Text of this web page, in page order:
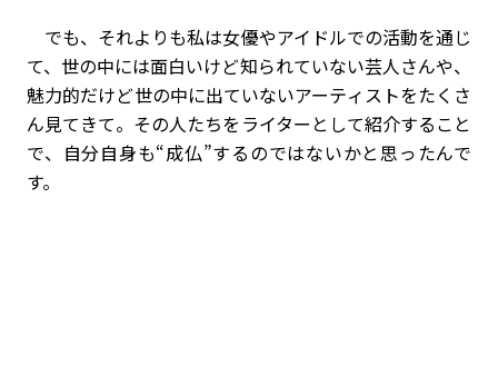
でも、それよりも私は女優やアイドルでの活動を通じ
て、世の中には面白いけど知られていない芸人さんや、
魅力的だけど世の中に出ていないアーティストをたくさ
ん見てきて。その人たちをライターとして紹介すること
で、自分自身も“成仏”するのではないかと思ったんで
す。